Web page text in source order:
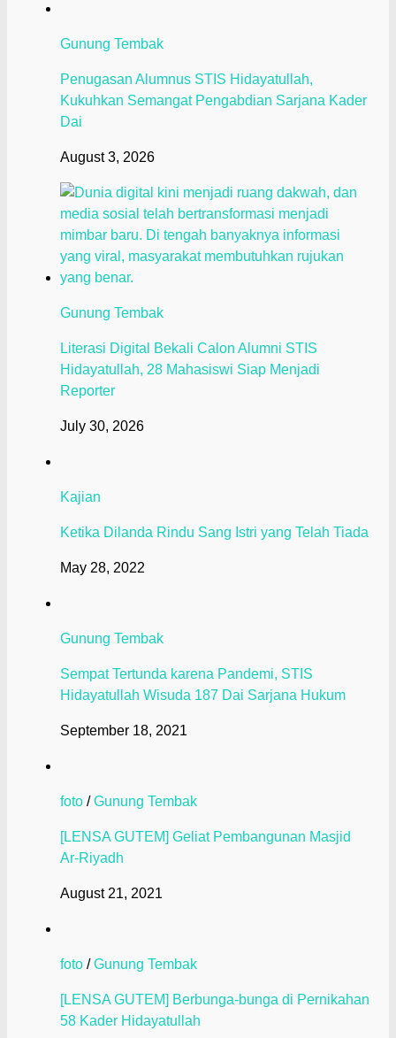
Gunung Tembak
Penugasan Alumnus STIS Hidayatullah,
Kukuhkan Semangat Pengabdian Sarjana Kader
Dai
August 3, 2026
Gunung Tembak
Literasi Digital Bekali Calon Alumni STIS
Hidayatullah, 28 Mahasiswi Siap Menjadi
Reporter
July 30, 2026
Kajian
Ketika Dilanda Rindu Sang Istri yang Telah Tiada
May 28, 2022
Gunung Tembak
Sempat Tertunda karena Pandemi, STIS
Hidayatullah Wisuda 187 Dai Sarjana Hukum
September 18, 2021
foto /Gunung Tembak
[LENSA GUTEM] Geliat Pembangunan Masjid
Ar-Riyadh
August 21, 2021
foto /Gunung Tembak
[LENSA GUTEM] Berbunga-bunga di Pernikahan
58 Kader Hidayatullah